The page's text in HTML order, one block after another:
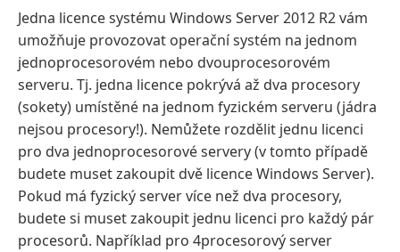
Jedna licence systému Windows Server 2012 R2 vám
umožňuje provozovat operační systém na jednom
jednoprocesorovém nebo dvouprocesorovém
serveru. Tj. jedna licence pokrývá až dva procesory
(sokety) umístěné na jednom fyzickém serveru (jádra
nejsou procesory!). Nemůžete rozdělit jednu licenci
pro dva jednoprocesorové servery (v tomto případě
budete muset zakoupit dvě licence Windows Server).
Pokud má fyzický server více než dva procesory,
budete si muset zakoupit jednu licenci pro každý pár
procesorů. Například pro 4procesorový server